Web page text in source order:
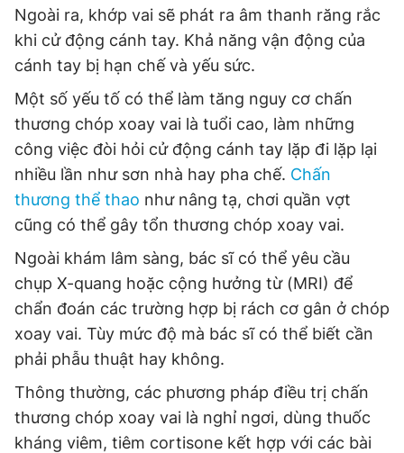
Ngoài ra, khớp vai sẽ phát ra âm thanh răng rắc
khi cử động cánh tay. Khả năng vận động của
cánh tay bị hạn chế và yếu sức.
Một số yếu tố có thể làm tăng nguy cơ chấn
thương chóp xoay vai là tuổi cao, làm những
công việc đòi hỏi cử động cánh tay lặp đi lặp lại
nhiều lần như sơn nhà hay pha chế. Chấn
thương thể thao như nâng tạ, chơi quần vợt
cũng có thể gây tổn thương chóp xoay vai.
Ngoài khám lâm sàng, bác sĩ có thể yêu cầu
chụp X-quang hoặc cộng hưởng từ (MRI) để
chẩn đoán các trường hợp bị rách cơ gân ở chóp
xoay vai. Tùy mức độ mà bác sĩ có thể biết cần
phải phẫu thuật hay không.
Thông thường, các phương pháp điều trị chấn
thương chóp xoay vai là nghỉ ngơi, dùng thuốc
kháng viêm, tiêm cortisone kết hợp với các bài